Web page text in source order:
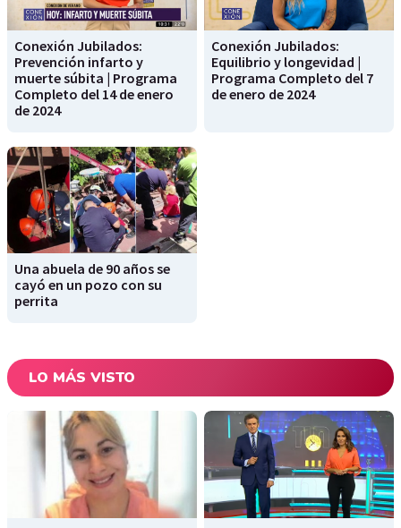
Conexión Jubilados:
Prevención infarto y
muerte súbita | Programa
Completo del 14 de enero
de 2024
Conexión Jubilados:
Equilibrio y longevidad |
Programa Completo del 7
de enero de 2024
Una abuela de 90 años se
cayó en un pozo con su
perrita
LO MÁS VISTO